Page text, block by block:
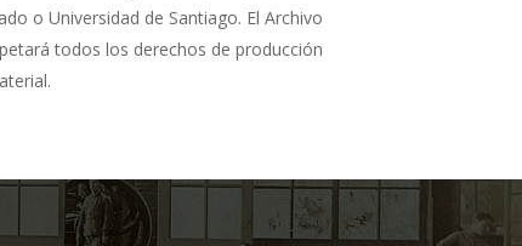
o Universidad de Santiago. El Archivo
todos los derechos de producción